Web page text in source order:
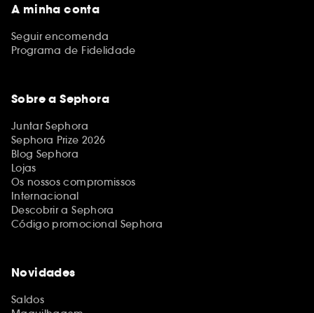
A minha conta
Seguir encomenda
Programa de Fidelidade
Sobre a Sephora
Juntar Sephora
Sephora Prize 2026
Blog Sephora
Lojas
Os nossos compromissos
Internacional
Descobrir a Sephora
Código promocional Sephora
Novidades
Saldos